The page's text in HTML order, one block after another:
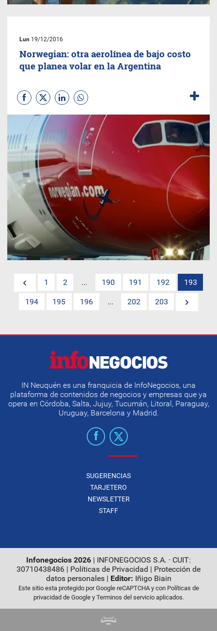
Lun 19/12/2016
Norwegian: otra aerolínea de bajo costo
que planea volar en la Argentina
1 2 ... 190 191 192 193
194 195 196 ... 202 203
IN Neuquén es una franquicia de InfoNegocios, una
plataforma de contenidos de negocios y empresas que ya
opera en Córdoba, Salta, Jujuy, Tucumán, Litoral, Paraguay,
Uruguay, Barcelona y Madrid.
SUGERENCIAS
TARJETERO
NEWSLETTER
STAFF
Infonegocios 2026 | INFONEGOCIOS S.A. · CUIT:
30710438486 | Políticas de Privacidad | Protección de
datos personales| Editor: Iñigo Biain
Este sitio esta protegido por Google reCAPTCHA y con Políticas de
privacidad de Googley Terminos del servicioaplicados.